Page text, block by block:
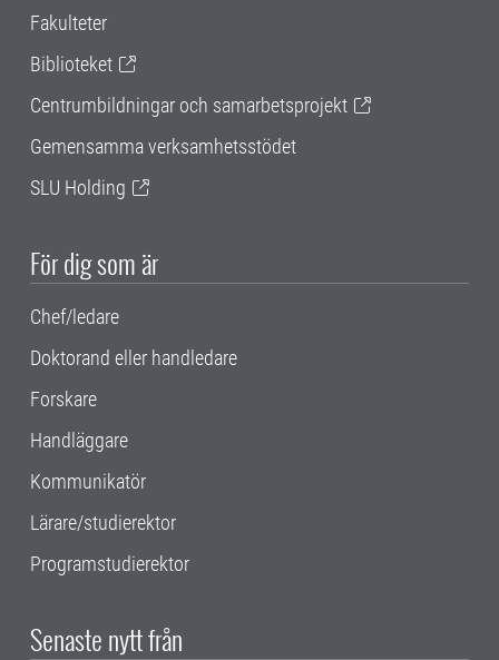
Fakulteter
Biblioteket
Centrumbildningar och samarbetsprojekt
Gemensamma verksamhetsstödet
SLU Holding
För dig som är
Chef/ledare
Doktorand eller handledare
Forskare
Handläggare
Kommunikatör
Lärare/studierektor
Programstudierektor
Senaste nytt från